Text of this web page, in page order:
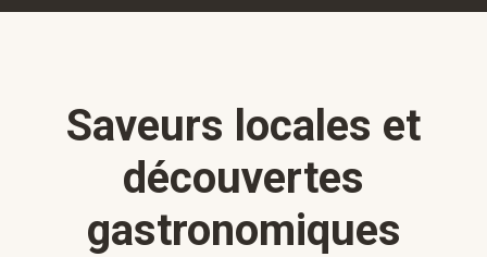
Saveurs locales et
découvertes
gastronomiques